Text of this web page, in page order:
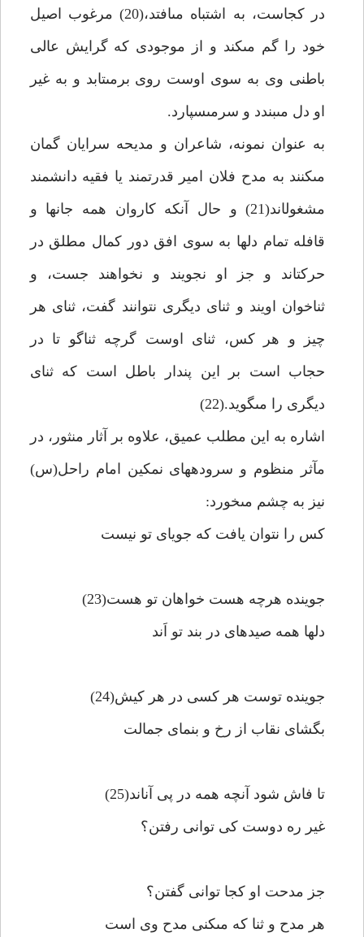
در كجاست، به اشتباه مى‏افتد،(20) مرغوب اصيل
خود را گم مى‏كند و از موجودى كه گرايش عالى
باطنى وى به سوى اوست روى برمى‏تابد و به غير
او دل مى‏بندد و سرمى‏سپارد.
به عنوان نمونه، شاعران و مديحه سرايان گمان
مى‏كنند به مدح فلان امير قدرتمند يا فقيه دانشمند
مشغول‏اند(21) و حال آن‏كه كاروان همه جانها و
قافله تمام دلها به سوى افق دور كمال مطلق در
حركت‏اند و جز او نجويند و نخواهند جست، و
ثناخوان اويند و ثناى ديگرى نتوانند گفت، ثناى هر
چيز و هر كس، ثناى اوست گرچه ثناگو تا در
حجاب است بر اين پندار باطل است كه ثناى
ديگرى را مى‏گويد.(22)
اشاره به اين مطلب عميق، علاوه بر آثار منثور، در
مآثر منظوم و سروده‏هاى نمكين امام راحل(س)
نيز به چشم مى‏خورد:
كس را نتوان يافت كه جوياى تو نيست‏
جوينده هرچه هست خواهان تو هست(23)
دلها همه صيدهاى در بند تو اَند
جوينده توست هر كسى در هر كيش(24)
بگشاى نقاب از رخ و بنماى جمالت‏
تا فاش شود آنچه همه در پى آن‏اند(25)
غير ره دوست كى توانى رفتن؟
جز مدحت او كجا توانى گفتن؟
هر مدح و ثنا كه مى‏كنى مدح وى است‏